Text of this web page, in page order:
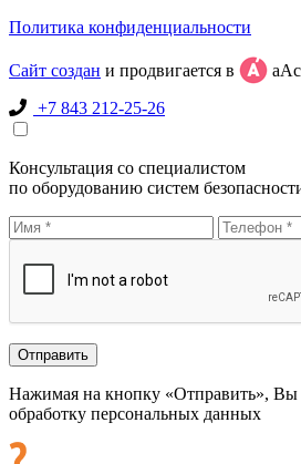
Политика конфиденциальности
Сайт создан и продвигается в
+7 843 212-25-26
Консультация со специалистом
по оборудованию систем
Нажимая на кнопку «Отправить», Вы
обработку персональных данных